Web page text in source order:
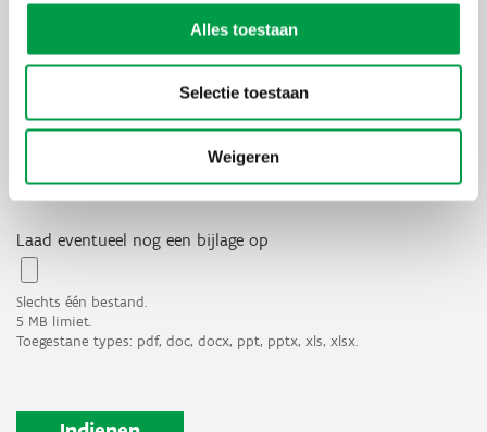
Alles toestaan
Selectie toestaan
Weigeren
Brussel
Verplicht op te laden document bij een voorbespreking
Slechts één bestand.
5 MB limiet.
Toegestane types: pdf, doc, docx.
Gelieve via de knop hierboven een document op te laden met als
inhoud:
Laad eventueel nog een bijlage op
Slechts één bestand.
5 MB limiet.
Toegestane types: pdf, doc, docx, ppt, pptx, xls, xlsx.